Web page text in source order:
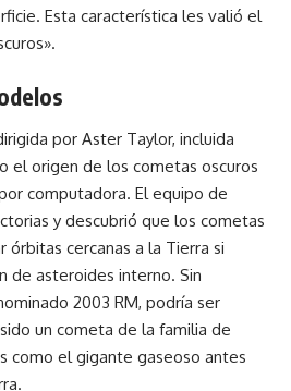
Esta característica les valió el
por Aster Taylor, incluida
el origen de los cometas oscuros
computadora. El equipo de
y descubrió que los cometas
órbitas cercanas a la Tierra si
de asteroides interno. Sin
2003 RM, podría ser
un cometa de la familia de
como el gigante gaseoso antes